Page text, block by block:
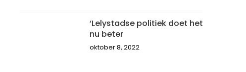
‘Lelystadse politiek doet het
nu beter
oktober 8, 2022